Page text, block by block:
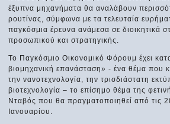
έξυπνα μηχανήματα θα αναλάβουν
ρουτίνας, σύμφωνα με τα τελευταία
παγκόσμια έρευνα ανάμεσα σε διοικητικά
προσωπικού και στρατηγικής.
Το Παγκόσμιο Οικονομικό Φόρουμ έχει
βιομηχανική επανάσταση» - ένα θέμα που
την νανοτεχνολογία, την τρισδιάστατη
βιοτεχνολογία – το επίσημο θέμα της
Νταβός που θα πραγματοποιηθεί από τις
Ιανουαρίου.